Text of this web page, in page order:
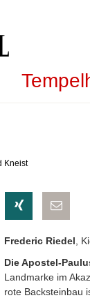
Kneist
teilen
LinkedIn teilen
auf Xing teilen
per
Frederic Riedel ,
Die Apostel-
Landmarke im
rote Backsteinbau